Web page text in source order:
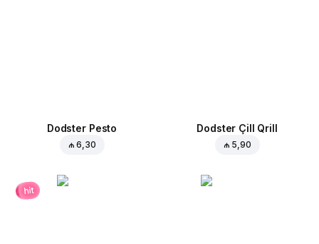
Dodster Pesto
₼ 6,30
Dodster Çill Qrill
₼ 5,90
hit